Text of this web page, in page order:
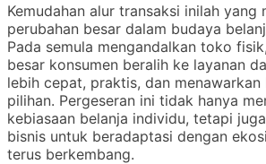
Kemudahan alur transaksi inilah yang
perubahan besar dalam budaya
Pada semula mengandalkan toko
besar konsumen beralih ke layanan
lebih cepat, praktis, dan menawarkan
pilihan. Pergeseran ini tidak hanya
kebiasaan belanja individu, tetapi
bisnis untuk beradaptasi dengan
terus berkembang.